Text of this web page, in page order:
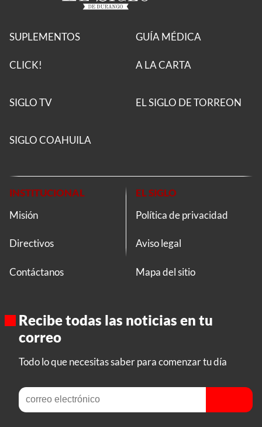
SUPLEMENTOS
CLICK!
GUÍA MÉDICA
A LA CARTA
SIGLO TV EL SIGLO DE TORREON
SIGLO COAHUILA
INSTITUCIONAL
Misión
Directivos
Contáctanos
EL SIGLO
Política de privacidad
Aviso legal
Mapa del sitio
Recibe todas las noticias en tu
correo
Todo lo que necesitas saber para comenzar tu día